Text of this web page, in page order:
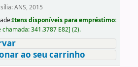
ANS, 2015
Itens disponíveis para empréstimo:
chamada:341.3787 E82] (2).
ao seu carrinho